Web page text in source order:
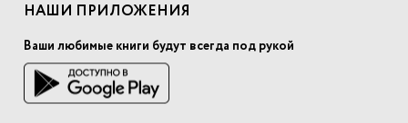
НАШИ ПРИЛОЖЕНИЯ
Ваши любимые книги будут всегда под рукой